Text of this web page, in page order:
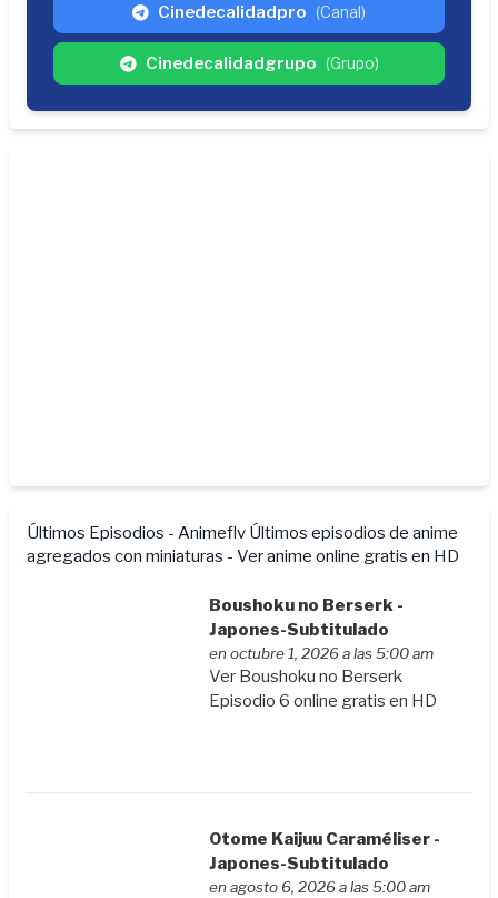
Cinedecalidadpro (Canal)
Cinedecalidadgrupo (Grupo)
Últimos Episodios - Animeflv Últimos episodios de anime
agregados con miniaturas - Ver anime online gratis en HD
Boushoku no Berserk -
Japones-Subtitulado
en octubre 1, 2026 a las 5:00 am
Ver Boushoku no Berserk
Episodio 6 online gratis en HD
Otome Kaijuu Caraméliser -
Japones-Subtitulado
en agosto 6, 2026 a las 5:00 am